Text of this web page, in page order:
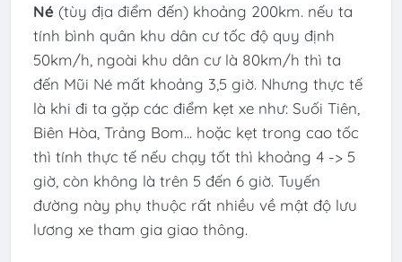
Né(tùy địa điểm đến) khoảng 200km. nếu ta
tính bình quân khu dân cư tốc độ quy định
50km/h, ngoài khu dân cư là 80km/h thì ta
đến Mũi Né mất khoảng 3,5 giờ. Nhưng thực tế
là khi đi ta gặp các điểm kẹt xe như: Suối Tiên,
Biên Hòa, Trảng Bom... hoặc kẹt trong cao tốc
thì tính thực tế nếu chạy tốt thì khoảng 4 -> 5
giờ, còn không là trên 5 đến 6 giờ. Tuyến
đường này phụ thuộc rất nhiều về mật độ lưu
lương xe tham gia giao thông.